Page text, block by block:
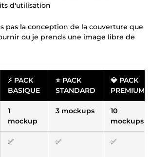
d'utilisation
pas la conception de la couverture que
ou je prends une image libre de
⚡ PACK
BASIQUE
⭐ PACK
STANDARD
💎 PACK
PREMIUM
1
mockup
3 mockups
10
mockups
✅ ✅ ✅